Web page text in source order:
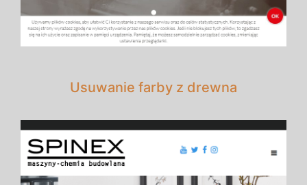
Usuwanie farby z drewna